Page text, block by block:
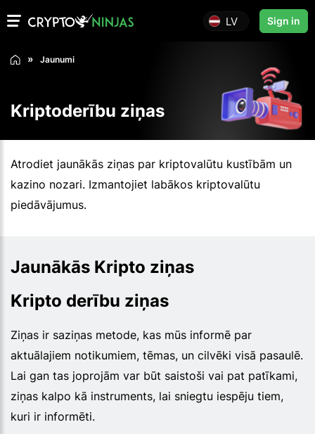
LV Sign in
Jaunumi
Kriptoderību ziņas
Atrodiet jaunākās ziņas par kriptovalūtu kustībām un
kazino nozari. Izmantojiet labākos kriptovalūtu
piedāvājumus.
Jaunākās Kripto ziņas
Kripto derību ziņas
Ziņas ir saziņas metode, kas mūs informē par
aktuālajiem notikumiem, tēmas, un cilvēki visā pasaulē.
Lai gan tas joprojām var būt saistoši vai pat patīkami,
ziņas kalpo kā instruments, lai sniegtu iespēju tiem,
kuri ir informēti.